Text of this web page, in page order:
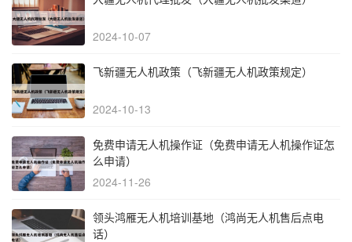
2024-10-07
飞新疆无人机政策（飞新疆无人机政策规定）
2024-10-13
免费申请无人机操作证（免费申请无人机操作证怎
么申请）
2024-11-26
领头鸿雁无人机培训基地（鸿尚无人机售后点电
话）